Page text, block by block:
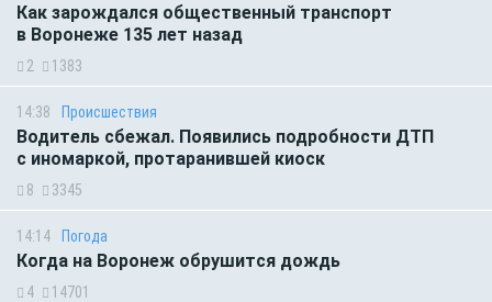
Как зарождался общественный транспорт
в Воронеже 135 лет назад
2 1383
14:38 Происшествия
Водитель сбежал. Появились подробности ДТП
с иномаркой, протаранившей киоск
8 3345
14:14 Погода
Когда на Воронеж обрушится дождь
4 14701